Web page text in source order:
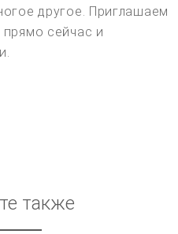
другое. Приглашаем
сейчас и
также